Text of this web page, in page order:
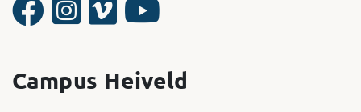
Campus Heiveld